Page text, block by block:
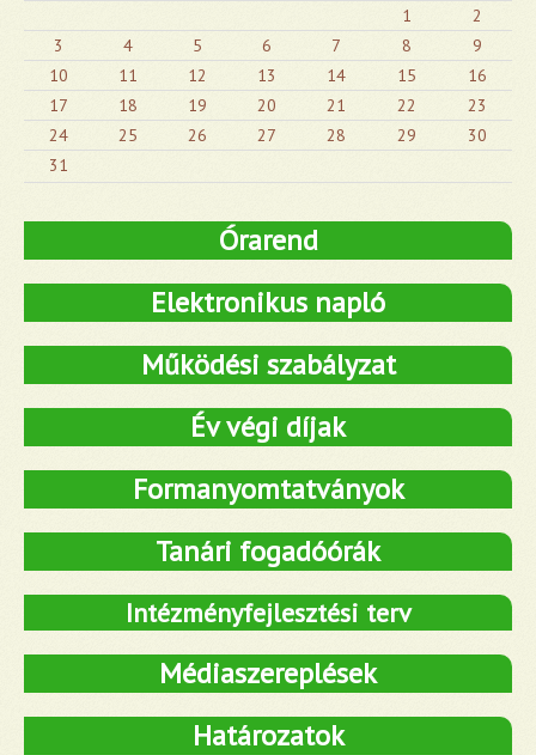
1
2
3
4 5 6 7 8
9
10
11 12 13 14 15
16
17
18 19 20 21 22
23
24
25 26 27 28 29
30
31
Órarend
Elektronikus napló
Működési szabályzat
Év végi díjak
Formanyomtatványok
Tanári fogadóórák
Intézményfejlesztési terv
Médiaszereplések
Határozatok